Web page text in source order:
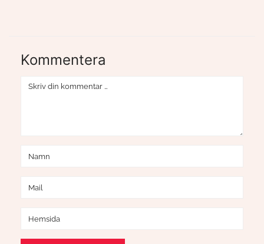
Kommentera